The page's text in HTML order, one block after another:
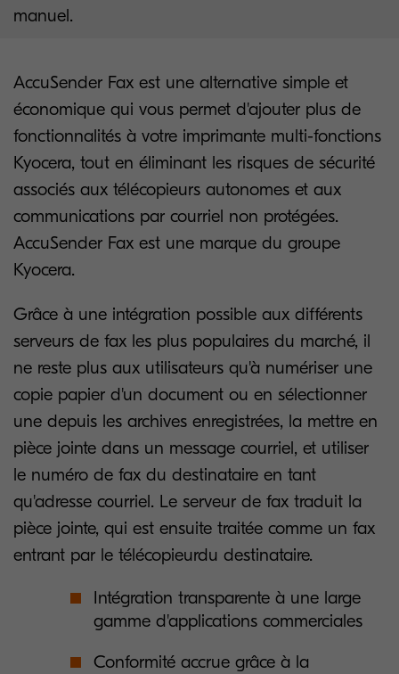
manuel.
AccuSender Fax est une alternative simple et
économique qui vous permet d'ajouter plus de
fonctionnalités à votre imprimante multi-fonctions
Kyocera, tout en éliminant les risques de sécurité
associés aux télécopieurs autonomes et aux
communications par courriel non protégées.
AccuSender Fax est une marque du groupe
Kyocera.
Grâce à une intégration possible aux différents
serveurs de fax les plus populaires du marché, il
ne reste plus aux utilisateurs qu'à numériser une
copie papier d'un document ou en sélectionner
une depuis les archives enregistrées, la mettre en
pièce jointe dans un message courriel, et utiliser
le numéro de fax du destinataire en tant
qu'adresse courriel. Le serveur de fax traduit la
pièce jointe, qui est ensuite traitée comme un fax
entrant par le télécopieurdu destinataire.
Intégration transparente à une large
gamme d'applications commerciales
Conformité accrue grâce à la